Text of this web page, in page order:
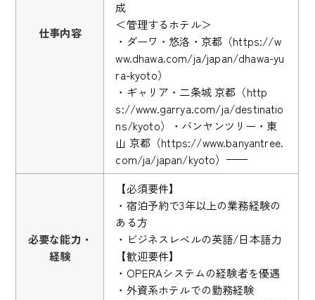
仕事内容
成
＜管理するホテル＞
・ダーワ・悠洛・京都（https://w
ww.dhawa.com/ja/japan/dhawa-yu
ra-kyoto）
・ギャリア・二条城 京都（http
s://www.garrya.com/ja/destinatio
ns/kyoto）・バンヤンツリー・東
山 京都（https://www.banyantree.
com/ja/japan/kyoto）——
必要な能力・
経験
【必須要件】
・宿泊予約で3年以上の業務経験の
ある方
・ビジネスレベルの英語/日本語力
【歓迎要件】
・OPERAシステムの経験者を優遇
・外資系ホテルでの勤務経験